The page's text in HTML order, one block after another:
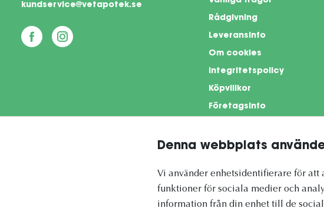
Denna webbplats
Vi använder enhetsidentifierare för
funktioner för sociala medier och
information från din enhet till de
kundservice@vetapotek.se
Rådgivning
Leveransinfo
Om cookies
Integritetspolicy
Köpvillkor
Företagsinfo
This site is protected by